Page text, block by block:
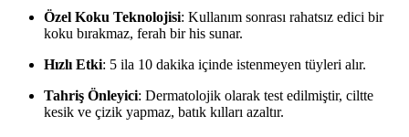
Özel Koku Teknolojisi: Kullanım sonrası rahatsız edici bir
koku bırakmaz, ferah bir his sunar.
Hızlı Etki: 5 ila 10 dakika içinde istenmeyen tüyleri alır.
Tahriş Önleyici: Dermatolojik olarak test edilmiştir, ciltte
kesik ve çizik yapmaz, batık kılları azaltır.